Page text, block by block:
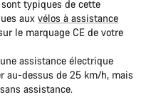
typiques de cette
aux vélos à assistance
le marquage CE de votre
assistance électrique
au-dessus de 25 km/h, mais
assistance.